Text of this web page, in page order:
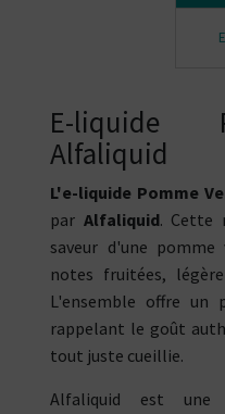
E-liquide
Alfaliquid
L'e-liquide Pomme
par Alfaliquid. Cette
saveur d'une
notes fruitées,
L'ensemble offre un
rappelant le goût
tout juste cueillie.
Alfaliquid est une